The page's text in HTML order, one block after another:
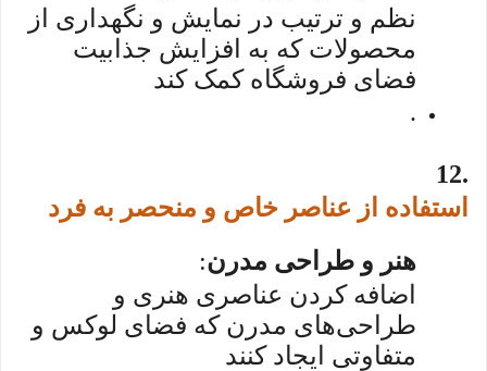
نظم و ترتیب در نمایش و نگهداری از
محصولات که به افزایش جذابیت
فضای فروشگاه کمک کند
.
12.
استفاده از عناصر خاص و منحصر به فرد
هنر و طراحی مدرن:
اضافه کردن عناصری هنری و
طراحی‌های مدرن که فضای لوکس و
متفاوتی ایجاد کنند